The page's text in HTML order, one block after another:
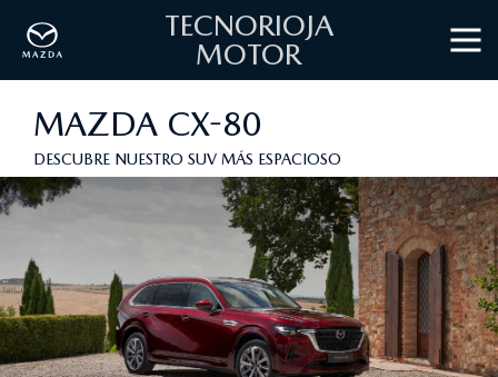
TECNORIOJA
MOTOR
MAZDA CX-80
DESCUBRE NUESTRO SUV MÁS ESPACIOSO